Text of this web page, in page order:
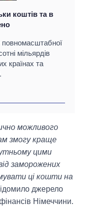
коштів та в
повномасштабної
мільярдів
країнах та
можливого
змогу краще
цими
заморожених
ці кошти на
джерело
Німеччини.